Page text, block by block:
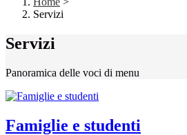
Servizi
Servizi
Panoramica delle voci di menu
Famiglie e studenti